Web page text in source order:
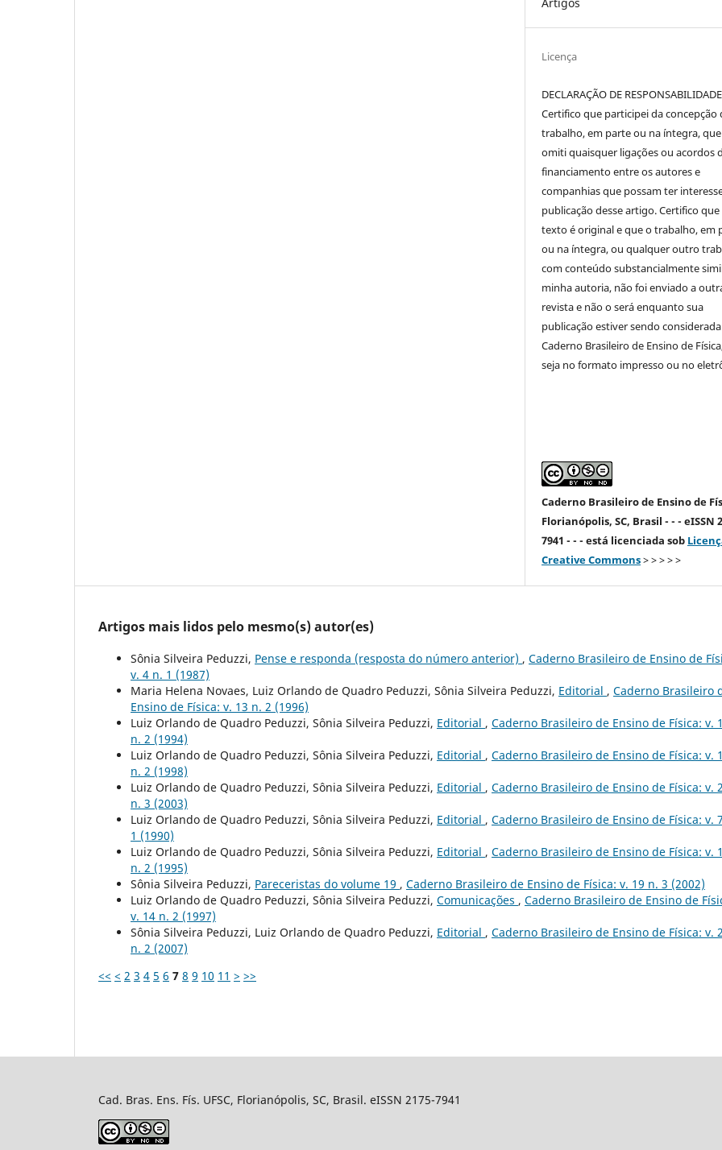
Licença
DECLARAÇÃO DE RESPONSABILIDADE
Certifico que participei da concepção
trabalho, em parte ou na íntegra,
omiti quaisquer ligações ou acordos
financiamento entre os autores e
companhias que possam ter
publicação desse artigo. Certifico que
texto é original e que o trabalho, em
ou na íntegra, ou qualquer outro
com conteúdo substancialmente
minha autoria, não foi enviado a
revista e não o será enquanto sua
publicação estiver sendo
Caderno Brasileiro de Ensino de
seja no formato impresso ou no
Caderno Brasileiro de Ensino de
Florianópolis, SC, Brasil - - - eISSN
7941 - - - está licenciada sob
Creative Commons> > > > >
Artigos mais lidos pelo mesmo(s) autor(es)
Sônia Silveira Peduzzi, Pense e responda (resposta do número anterior) , Caderno Brasileiro de Ensino de
v. 4 n. 1 (1987)
Maria Helena Novaes, Luiz Orlando de Quadro Peduzzi, Sônia Silveira Peduzzi, Editorial , Caderno Brasileiro
Ensino de Física: v. 13 n. 2 (1996)
Luiz Orlando de Quadro Peduzzi, Sônia Silveira Peduzzi, Editorial , Caderno Brasileiro de Ensino de Física: v.
n. 2 (1994)
Luiz Orlando de Quadro Peduzzi, Sônia Silveira Peduzzi, Editorial , Caderno Brasileiro de Ensino de Física: v.
n. 2 (1998)
Luiz Orlando de Quadro Peduzzi, Sônia Silveira Peduzzi, Editorial , Caderno Brasileiro de Ensino de Física: v.
n. 3 (2003)
Luiz Orlando de Quadro Peduzzi, Sônia Silveira Peduzzi, Editorial , Caderno Brasileiro de Ensino de Física: v.
1 (1990)
Luiz Orlando de Quadro Peduzzi, Sônia Silveira Peduzzi, Editorial , Caderno Brasileiro de Ensino de Física: v.
n. 2 (1995)
Sônia Silveira Peduzzi, Pareceristas do volume 19 , Caderno Brasileiro de Ensino de Física: v. 19 n. 3 (2002)
Luiz Orlando de Quadro Peduzzi, Sônia Silveira Peduzzi, Comunicações , Caderno Brasileiro de Ensino de
v. 14 n. 2 (1997)
Sônia Silveira Peduzzi, Luiz Orlando de Quadro Peduzzi, Editorial , Caderno Brasileiro de Ensino de Física: v.
n. 2 (2007)
<< < 2 3 4 5 6 7 8 9 10 11 > >>
Cad. Bras. Ens. Fís. UFSC, Florianópolis, SC, Brasil. eISSN 2175-7941